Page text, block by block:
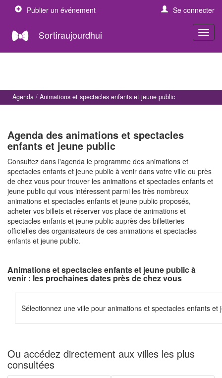
Publier un événement Se connecter
Sortiraujourdhui
Agenda Animations et spectacles enfants et jeune public
Agenda des animations et spectacles
enfants et jeune public
Consultez dans l'agenda le programme des animations et
spectacles enfants et jeune public à venir dans votre ville ou près
de chez vous pour trouver les animations et spectacles enfants et
jeune public qui vous intéressent parmi les très nombreux
animations et spectacles enfants et jeune public proposés,
acheter vos billets et réserver vos place de animations et
spectacles enfants et jeune public auprès des billetteries
officielles des organisateurs de ces animations et spectacles
enfants et jeune public.
Animations et spectacles enfants et jeune public à
venir : les prochaines dates près de chez vous
Sélectionnez une ville pour animations et spectacles enfants et
Ou accédez directement aux villes les plus
consultées